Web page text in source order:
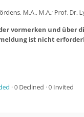
M.A., M.A.; Prof. Dr.
vormerken und über
ist nicht
· 0 Declined · 0 Invited